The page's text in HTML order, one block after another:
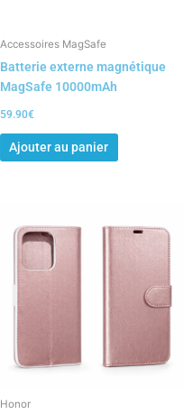
Accessoires MagSafe
Batterie externe magnétique
MagSafe 10000mAh
59.90€
Ajouter au panier
Honor